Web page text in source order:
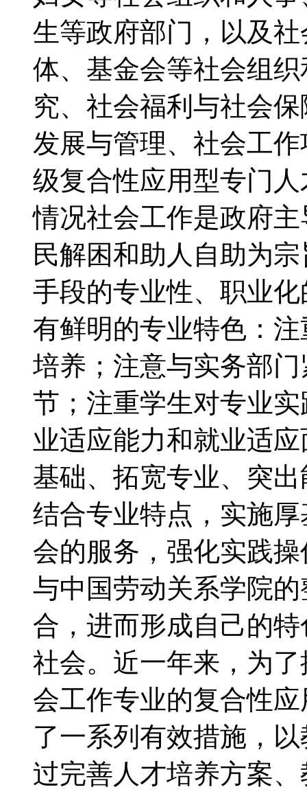
生等政府部门，以及
体、基金会等社会组
究、社会福利与社会
发展与管理、社会工
级复合性应用型专门
情况社会工作是政府
民解困和助人自助为
手段的专业性、职业
有鲜明的专业特色：
培养；注意与实务部
节；注重学生对专业
业适应能力和就业适
基础、拓宽专业、突
结合专业特点，实施
会的服务，强化实践
与中国劳动关系学院
合，进而形成自己的
社会。近一年来，为
会工作专业的复合性
了一系列有效措施，
过完善人才培养方案